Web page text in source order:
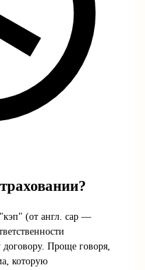
(от англ. cap —
договору. Проще говоря,
которую